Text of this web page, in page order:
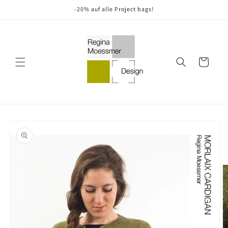
-20% auf alle Project bags!
Warenkorb